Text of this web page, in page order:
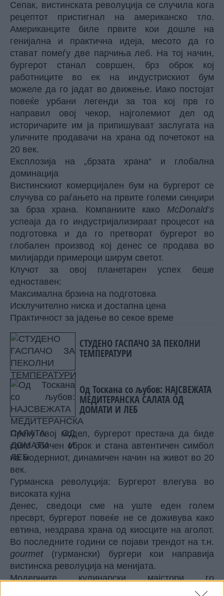
Сепак, вистинската револуција се случила кога
рецептот пристигнал на американско тло.
Американците биле првите кои дошле на
генијална и практична идеја, месото да го
стават помеѓу две парчиња леб. На тој начин,
бургерот станал совршен, брз оброк кој
работниците во ек на индустрискиот бум
можеле да го јадат во движење. Иако постојат
повеќе урбани легенди за тоа кој прв го
направил овој чекор, најголемиот дел од
историчарите им ја припишуваат заслугата на
уличните продавачи на храна од почетокот на
20 век.
Експлозија на „брзата храна“ и глобална
доминација
Вистинскиот комерцијален бум на бургерот се
случува со раѓањето на првите големи синџири
за брза храна. Компаниите како McDonald’s
успеаја да го индустријализираат процесот на
подготовка и да го претворат бургерот во
глобален производ кој денес се продава во
милијарди примероци ширум светот.
Клучот за овој планетарен успех беше
едноставен:
Максимална брзина на подготовка
Исклучително ниска и достапна цена
Практичност за јадење во секое време
СТУДЕНО ГАСПАЧО ЗА ПЕКОЛНИ
ТЕМПЕРАТУРИ
Од Тоскана со љубов: НАЈСВЕЖАТА
МЕДИТЕРАНСКА САЛАТА ОД
ДОМАТИ И ЛЕБ
Преку овој модел, бургерот престана да биде
само обичен оброк и стана автентичен симбол
на модерниот, динамичен начин на живот во 20
век.
Гурманска револуција: Бургерот влегува во
високата кујна
Денес, сведоци сме на уште еден голем
пресврт, бургерот повеќе не се доживува како
евтина, нездрава храна од киосците на аголот.
Во последните години се појави трендот на т.н.
gourmet(гурмански) бургери кои направија
вистинска револуција на менијата.
Модерните кулинарски мајстори го
трансформираа овој сендвич во врвно